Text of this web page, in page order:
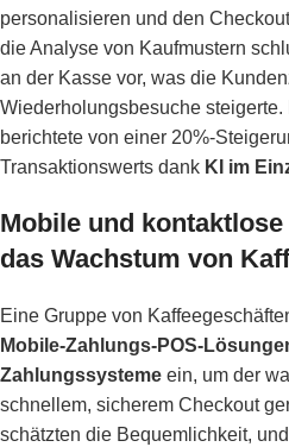
personalisieren und den
die Analyse von Kaufmustern
an der Kasse vor, was die
Wiederholungsbesuche
berichtete von einer 20%-
Transaktionswerts dank KI im
Mobile und
das Wachstum von
Eine Gruppe von
Mobile-Zahlungs-POS-
Zahlungssysteme ein, um der
schnellem, sicherem Checkout
schätzten die Bequemlichkeit,